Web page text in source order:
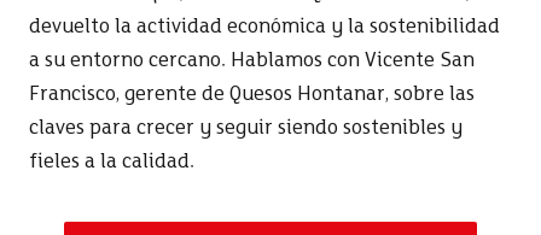
devuelto la actividad económica y la sostenibilidad
a su entorno cercano. Hablamos con Vicente San
Francisco, gerente de Quesos Hontanar, sobre las
claves para crecer y seguir siendo sostenibles y
fieles a la calidad.